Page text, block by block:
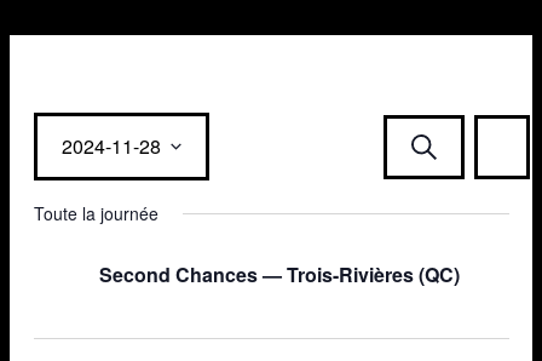
and
Recherche
2024-11-28
la
Toute la journée
Second Chances — Trois-Rivières (QC)